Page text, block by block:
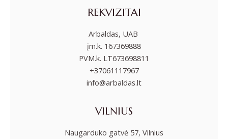
REKVIZITAI
Arbaldas, UAB
įm.k. 167369888
PVM.k. LT673698811
+37061117967
info@arbaldas.lt
VILNIUS
Naugarduko gatvė 57, Vilnius